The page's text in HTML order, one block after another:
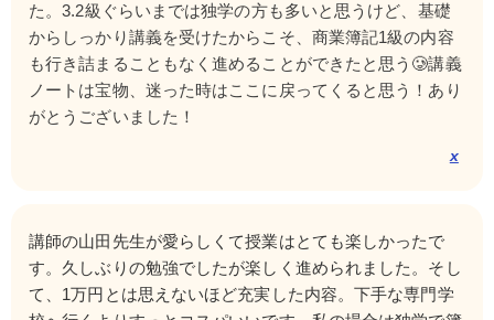
た。3.2級ぐらいまでは独学の方も多いと思うけど、基礎
からしっかり講義を受けたからこそ、商業簿記1級の内容
も行き詰まることもなく進めることができたと思う🥲講義
ノートは宝物、迷った時はここに戻ってくると思う！あり
がとうございました！
x
講師の山田先生が愛らしくて授業はとても楽しかったで
す。久しぶりの勉強でしたが楽しく進められました。そし
て、1万円とは思えないほど充実した内容。下手な専門学